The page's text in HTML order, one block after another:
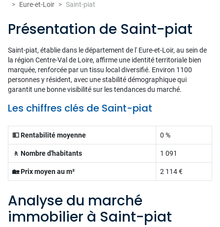
Eure-et-Loir
Saint-piat
Présentation de Saint-piat
Saint-piat, établie dans le département de l' Eure-et-Loir, au sein de
la région Centre-Val de Loire, affirme une identité territoriale bien
marquée, renforcée par un tissu local diversifié. Environ 1100
personnes y résident, avec une stabilité démographique qui
garantit une bonne visibilité sur les tendances du marché.
Les chiffres clés de Saint-piat
💵 Rentabilité moyenne 0 %
🚶 Nombre d'habitants 1 091
🏡 Prix moyen au m² 2 114 €
Analyse du marché
immobilier à Saint-piat